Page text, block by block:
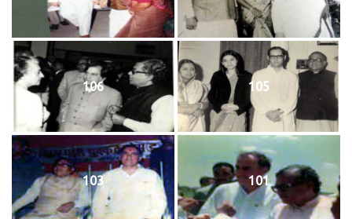
106 105
103 101